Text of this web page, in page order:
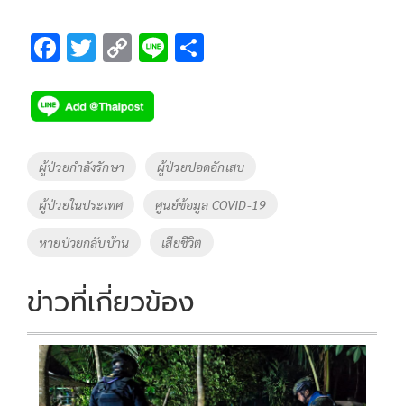
F
e
b
o
o
k
T
tt
er
C
p
y
Li
Tags
ผู้ป่วยกำลังรักษา ผู้ป่วยปอดอักเสบ
ผู้ป่วยในประเทศ ศูนย์ข้อมูล COVID-19
หายป่วยกลับบ้าน เสียชีวิต
ข่าวที่เกี่ยวข้อง